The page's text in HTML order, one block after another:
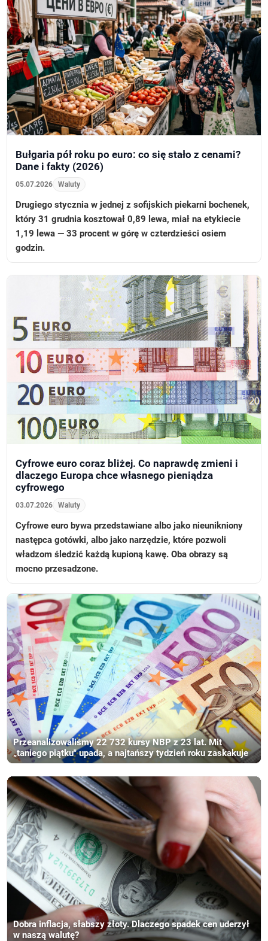
Bułgaria pół roku po euro: co się stało z cenami?
Dane i fakty (2026)
05.07.2026 Waluty
Drugiego stycznia w jednej z sofijskich piekarni bochenek,
który 31 grudnia kosztował 0,89 lewa, miał na etykiecie
1,19 lewa — 33 procent w górę w czterdzieści osiem
godzin.
Cyfrowe euro coraz bliżej. Co naprawdę zmieni i
dlaczego Europa chce własnego pieniądza
cyfrowego
03.07.2026 Waluty
Cyfrowe euro bywa przedstawiane albo jako nieunikniony
następca gotówki, albo jako narzędzie, które pozwoli
władzom śledzić każdą kupioną kawę. Oba obrazy są
mocno przesadzone.
Przeanalizowaliśmy 22 732 kursy NBP z 23 lat. Mit
„taniego piątku" upada, a najtańszy tydzień roku zaskakuje
Dobra inflacja, słabszy złoty. Dlaczego spadek cen uderzył
w naszą walutę?